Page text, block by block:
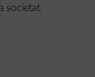
societat.